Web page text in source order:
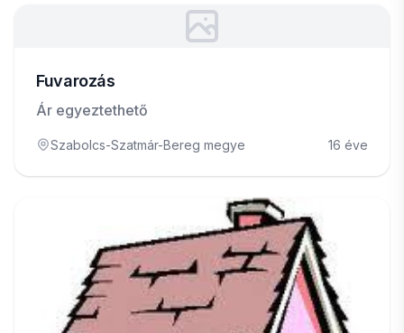
Fuvarozás
Ár egyeztethető
Szabolcs-Szatmár-Bereg megye 16 éve